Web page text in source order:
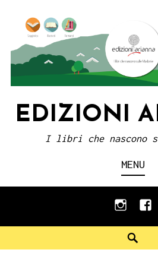
content
EDIZIONI
I libri che nascono
MENU